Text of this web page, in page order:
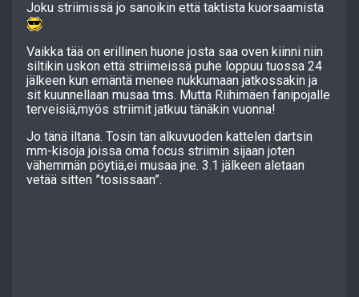
Joku striimissä jo sanoikin että taktista kuorsaamista
Vaikka tää on erillinen huone josta saa oven kiinni niin
siltikin uskon että striimeissä puhe loppuu tuossa 24
jälkeen kun emäntä menee nukkumaan jatkossakin ja
sit kuunnellaan musaa tms. Mutta Riihimäen fanipojalle
terveisiä,myös striimit jatkuu tänäkin vuonna!
Jo tänä iltana. Tosin tän alkuvuoden kattelen dartsin
mm-kisoja joissa oma focus striimin sijaan joten
vähemmän pöytiä,ei musaa jne. 3.1 jälkeen aletaan
vetää sitten ”tosissaan”.